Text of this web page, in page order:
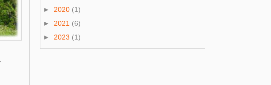
► 2020 (1)
► 2021 (6)
► 2023 (1)